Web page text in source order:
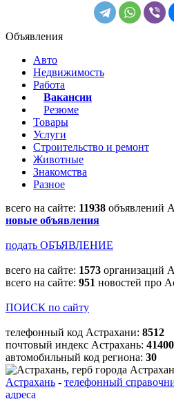
Объявления
Авто
Недвижимость
Работа
Вакансии
Резюме
Товары
Услуги
Строительство и ремонт
Животные
Знакомства
Разное
всего на сайте: 11938 объявлений
новые объявления
подать ОБЪЯВЛЕНИЕ
всего на сайте: 1573 организаций
всего на сайте: 951 новостей про
ПОИСК по сайту
телефонный код Астрахани: 8512
почтовый индекс Астрахань:
автомобильный код региона: 30
Астрахань - телефонный
адреса